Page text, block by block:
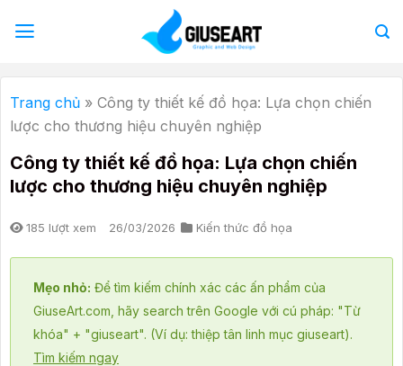
qua
dung
Trang chủ » Công ty thiết kế đồ họa: Lựa chọn chiến
lược cho thương hiệu chuyên nghiệp
Công ty thiết kế đồ họa: Lựa chọn chiến
lược cho thương hiệu chuyên nghiệp
185 lượt xem 26/03/2026 Kiến thức đồ họa
Mẹo nhỏ: Để tìm kiếm chính xác các ấn phẩm của
GiuseArt.com, hãy search trên Google với cú pháp: "Từ
khóa" + "giuseart". (Ví dụ: thiệp tân linh mục giuseart).
Tìm kiếm ngay